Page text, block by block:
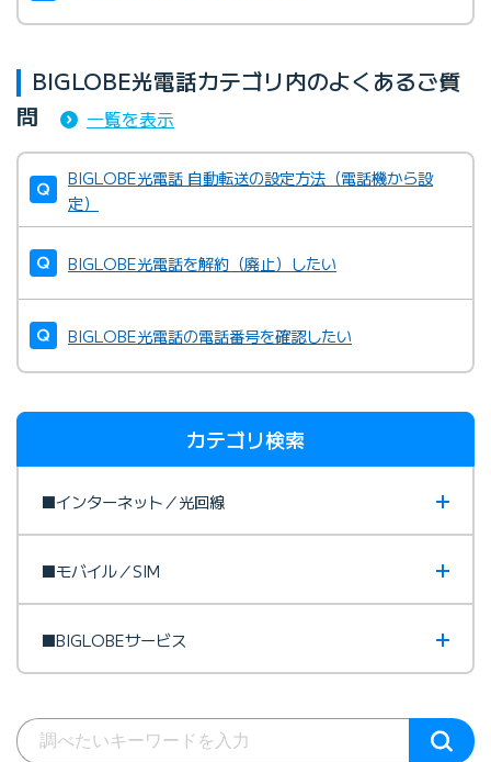
BIGLOBE光電話カテゴリ内のよくあるご質
問
一覧を表示
BIGLOBE光電話 自動転送の設定方法（電話機から設
定）
BIGLOBE光電話を解約（廃止）したい
BIGLOBE光電話の電話番号を確認したい
カテゴリ検索
■インターネット／光回線
■モバイル／SIM
■BIGLOBEサービス